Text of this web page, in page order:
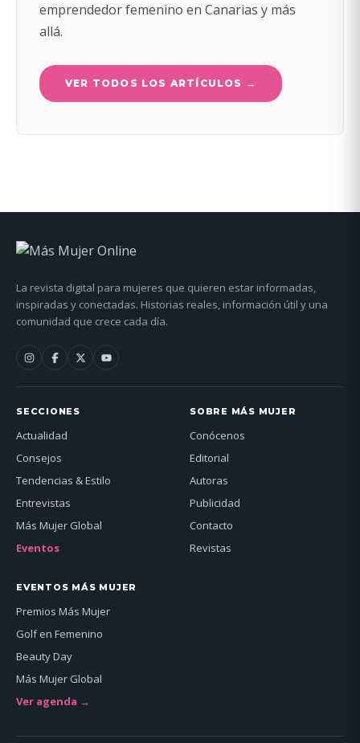
emprendedor femenino en Canarias y más
allá.
VER TODOS LOS ARTÍCULOS →
La revista digital para mujeres que quieren estar informadas,
inspiradas y conectadas. Historias reales, información útil y una
comunidad que crece cada día.
SECCIONES
Actualidad
Consejos
Tendencias & Estilo
Entrevistas
Más Mujer Global
Eventos
SOBRE MÁS MUJER
Conócenos
Editorial
Autoras
Publicidad
Contacto
Revistas
EVENTOS MÁS MUJER
Premios Más Mujer
Golf en Femenino
Beauty Day
Más Mujer Global
Ver agenda →